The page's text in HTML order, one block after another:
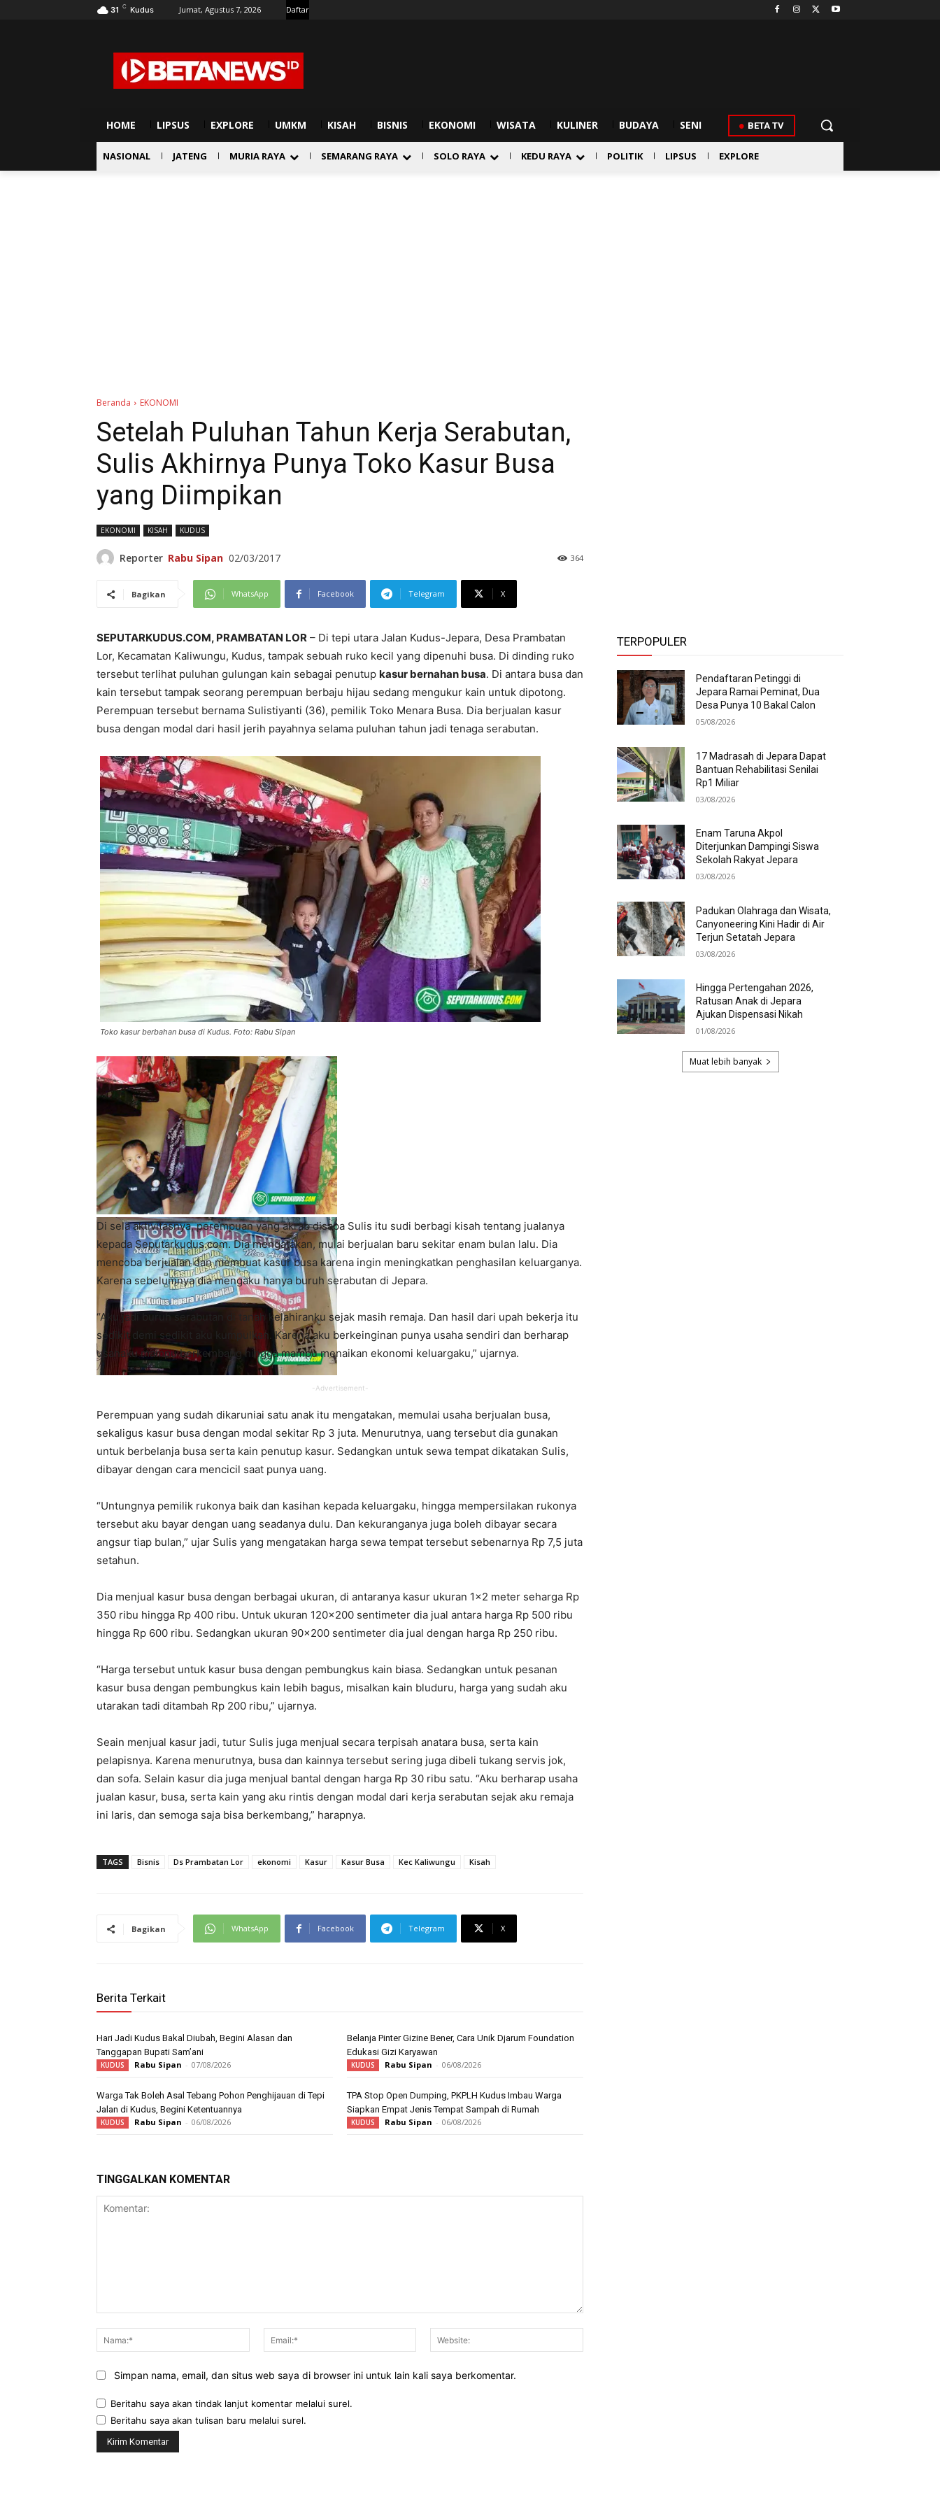
31 C Kudus Jumat, Agustus 7, 2026 Daftar
HOME LIPSUS EXPLORE UMKM KISAH BISNIS EKONOMI WISATA KULINER BUDAYA SENI BETA TV
NASIONAL JATENG MURIA RAYA SEMARANG RAYA SOLO RAYA KEDU RAYA POLITIK LIPSUS EXPLORE
Beranda EKONOMI
Setelah Puluhan Tahun Kerja Serabutan,
Sulis Akhirnya Punya Toko Kasur Busa
yang Diimpikan
EKONOMI KISAH KUDUS
Reporter Rabu Sipan 02/03/2017 364
Bagikan WhatsApp Facebook Telegram X
SEPUTARKUDUS.COM, PRAMBATAN LOR – Di tepi utara Jalan Kudus-Jepara, Desa Prambatan
Lor, Kecamatan Kaliwungu, Kudus, tampak sebuah ruko kecil yang dipenuhi busa. Di dinding ruko
tersebut terlihat puluhan gulungan kain sebagai penutup kasur bernahan busa. Di antara busa dan
kain tersebut tampak seorang perempuan berbaju hijau sedang mengukur kain untuk dipotong.
Perempuan tersebut bernama Sulistiyanti (36), pemilik Toko Menara Busa. Dia berjualan kasur
busa dengan modal dari hasil jerih payahnya selama puluhan tahun jadi tenaga serabutan.
Toko kasur berbahan busa di Kudus. Foto: Rabu Sipan
Di sela aktivitasnya, perempuan yang akrab disapa Sulis itu sudi berbagi kisah tentang jualanya
kepada Seputarkudus.com. Dia mengatakan, mulai berjualan baru sekitar enam bulan lalu. Dia
mencoba berjualan dan membuat kasur busa karena ingin meningkatkan penghasilan keluarganya.
Karena sebelumnya dia mengaku hanya buruh serabutan di Jepara.
“Aku jadi buruh serabutan di tanah kelahiranku sejak masih remaja. Dan hasil dari upah bekerja itu
sedikit demi sedikit aku kumpulkan. Karena aku berkeinginan punya usaha sendiri dan berharap
usahaku mampu berkembang hingga mampu menaikan ekonomi keluargaku,” ujarnya.
-Advertisement-
Perempuan yang sudah dikaruniai satu anak itu mengatakan, memulai usaha berjualan busa,
sekaligus kasur busa dengan modal sekitar Rp 3 juta. Menurutnya, uang tersebut dia gunakan
untuk berbelanja busa serta kain penutup kasur. Sedangkan untuk sewa tempat dikatakan Sulis,
dibayar dengan cara mencicil saat punya uang.
“Untungnya pemilik rukonya baik dan kasihan kepada keluargaku, hingga mempersilakan rukonya
tersebut aku bayar dengan uang seadanya dulu. Dan kekuranganya juga boleh dibayar secara
angsur tiap bulan,” ujar Sulis yang mengatakan harga sewa tempat tersebut sebenarnya Rp 7,5 juta
setahun.
Dia menjual kasur busa dengan berbagai ukuran, di antaranya kasur ukuran 1×2 meter seharga Rp
350 ribu hingga Rp 400 ribu. Untuk ukuran 120×200 sentimeter dia jual antara harga Rp 500 ribu
hingga Rp 600 ribu. Sedangkan ukuran 90×200 sentimeter dia jual dengan harga Rp 250 ribu.
“Harga tersebut untuk kasur busa dengan pembungkus kain biasa. Sedangkan untuk pesanan
kasur busa dengan pembungkus kain lebih bagus, misalkan kain bluduru, harga yang sudah aku
utarakan tadi ditambah Rp 200 ribu,” ujarnya.
Seain menjual kasur jadi, tutur Sulis juga menjual secara terpisah anatara busa, serta kain
pelapisnya. Karena menurutnya, busa dan kainnya tersebut sering juga dibeli tukang servis jok,
dan sofa. Selain kasur dia juga menjual bantal dengan harga Rp 30 ribu satu. “Aku berharap usaha
jualan kasur, busa, serta kain yang aku rintis dengan modal dari kerja serabutan sejak aku remaja
ini laris, dan semoga saja bisa berkembang,” harapnya.
TAGS Bisnis Ds Prambatan Lor ekonomi Kasur Kasur Busa Kec Kaliwungu Kisah
Bagikan WhatsApp Facebook Telegram X
Berita Terkait
Hari Jadi Kudus Bakal Diubah, Begini Alasan dan
Tanggapan Bupati Sam’ani
KUDUS Rabu Sipan - 07/08/2026
Belanja Pinter Gizine Bener, Cara Unik Djarum Foundation
Edukasi Gizi Karyawan
KUDUS Rabu Sipan - 06/08/2026
Warga Tak Boleh Asal Tebang Pohon Penghijauan di Tepi
Jalan di Kudus, Begini Ketentuannya
KUDUS Rabu Sipan - 06/08/2026
TPA Stop Open Dumping, PKPLH Kudus Imbau Warga
Siapkan Empat Jenis Tempat Sampah di Rumah
KUDUS Rabu Sipan - 06/08/2026
TINGGALKAN KOMENTAR
Nama:*
Email:*
Simpan nama, email, dan situs web saya di browser ini untuk lain kali saya berkomentar.
Beritahu saya akan tindak lanjut komentar melalui surel.
Beritahu saya akan tulisan baru melalui surel.
TERPOPULER
Pendaftaran Petinggi di
Jepara Ramai Peminat, Dua
Desa Punya 10 Bakal Calon
05/08/2026
17 Madrasah di Jepara Dapat
Bantuan Rehabilitasi Senilai
Rp1 Miliar
03/08/2026
Enam Taruna Akpol
Diterjunkan Dampingi Siswa
Sekolah Rakyat Jepara
03/08/2026
Padukan Olahraga dan Wisata,
Canyoneering Kini Hadir di Air
Terjun Setatah Jepara
03/08/2026
Hingga Pertengahan 2026,
Ratusan Anak di Jepara
Ajukan Dispensasi Nikah
01/08/2026
Muat lebih banyak